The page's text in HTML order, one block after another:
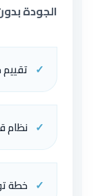
الجودة
✓
✓ نظام
✓ خطة